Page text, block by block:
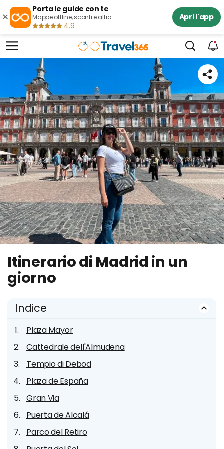
×
Porta le guide con te
Mappe offline, sconti e altro
4.9
Apri l'app
Itinerario di Madrid in un
giorno
Indice
Plaza Mayor
Cattedrale dell'Almudena
Tempio di Debod
Plaza de España
Gran Via
Puerta de Alcalá
Parco del Retiro